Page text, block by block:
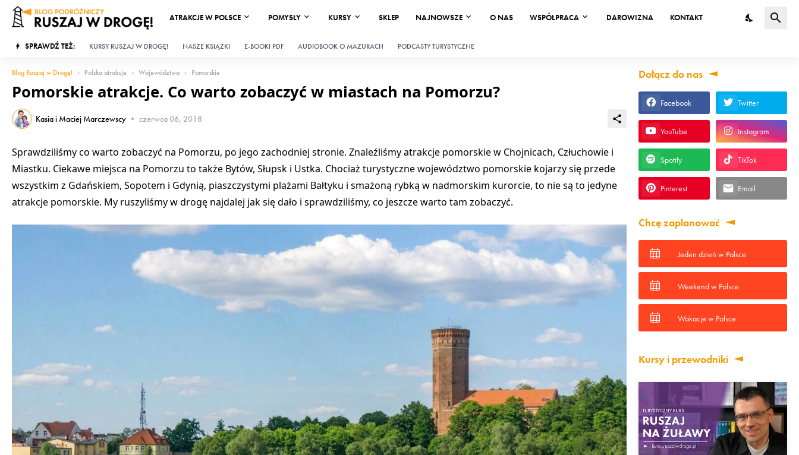
ATRAKCJE W POLSCE POMYSŁY KURSY SKLEP NAJNOWSZE O NAS WSPÓŁPRACA DAROWIZNA KONTAKT
SPRAWDŹ TEŻ: KURSY RUSZAJ W DROGĘ! NASZE KSIĄŻKI E-BOOKI PDF AUDIOBOOK O MAZURACH PODCASTY TURYSTYCZNE
Blog Ruszaj w Drogę! Polska atrakcje Województwa Pomorskie
Pomorskie atrakcje. Co warto zobaczyć w miastach na Pomorzu?
Kasia i Maciej Marczewscy • czerwca 06, 2018
Sprawdziliśmy co warto zobaczyć na Pomorzu, po jego zachodniej stronie. Znaleźliśmy atrakcje pomorskie w Chojnicach, Człuchowie i
Miastku. Ciekawe miejsca na Pomorzu to także Bytów, Słupsk i Ustka. Chociaż turystyczne województwo pomorskie kojarzy się przede
wszystkim z Gdańskiem, Sopotem i Gdynią, piaszczystymi plażami Bałtyku i smażoną rybką w nadmorskim kurorcie, to nie są to jedyne
atrakcje pomorskie. My ruszyliśmy w drogę najdalej jak się dało i sprawdziliśmy, co jeszcze warto tam zobaczyć.
Dołącz do nas
Facebook Twitter
YouTube Instagram
Spotify TikTok
Pinterest Email
Chcę zaplanować
Jeden dzień w Polsce
Weekend w Polsce
Wakacje w Polsce
Kursy i przewodniki